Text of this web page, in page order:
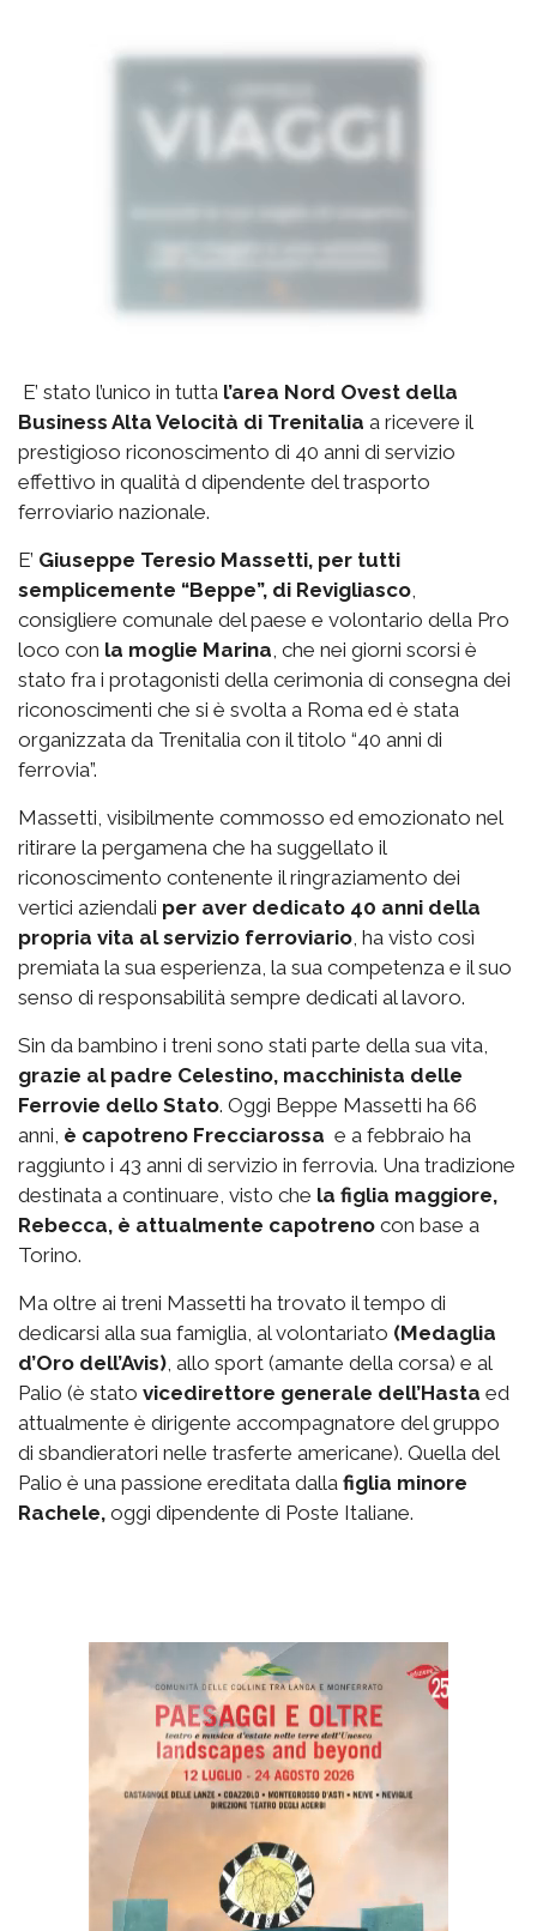
E’ stato l’unico in tutta l’area Nord Ovest della
Business Alta Velocità di Trenitalia a ricevere il
prestigioso riconoscimento di 40 anni di servizio
effettivo in qualità d dipendente del trasporto
ferroviario nazionale.
E’ Giuseppe Teresio Massetti, per tutti
semplicemente “Beppe”, di Revigliasco,
consigliere comunale del paese e volontario della Pro
loco con la moglie Marina, che nei giorni scorsi è
stato fra i protagonisti della cerimonia di consegna dei
riconoscimenti che si è svolta a Roma ed è stata
organizzata da Trenitalia con il titolo “40 anni di
ferrovia”.
Massetti, visibilmente commosso ed emozionato nel
ritirare la pergamena che ha suggellato il
riconoscimento contenente il ringraziamento dei
vertici aziendali per aver dedicato 40 anni della
propria vita al servizio ferroviario, ha visto così
premiata la sua esperienza, la sua competenza e il suo
senso di responsabilità sempre dedicati al lavoro.
Sin da bambino i treni sono stati parte della sua vita,
grazie al padre Celestino, macchinista delle
Ferrovie dello Stato. Oggi Beppe Massetti ha 66
anni, è capotreno Frecciarossa e a febbraio ha
raggiunto i 43 anni di servizio in ferrovia. Una tradizione
destinata a continuare, visto che la figlia maggiore,
Rebecca, è attualmente capotreno con base a
Torino.
Ma oltre ai treni Massetti ha trovato il tempo di
dedicarsi alla sua famiglia, al volontariato (Medaglia
d’Oro dell’Avis), allo sport (amante della corsa) e al
Palio (è stato vicedirettore generale dell’Hasta ed
attualmente è dirigente accompagnatore del gruppo
di sbandieratori nelle trasferte americane). Quella del
Palio è una passione ereditata dalla figlia minore
Rachele, oggi dipendente di Poste Italiane.